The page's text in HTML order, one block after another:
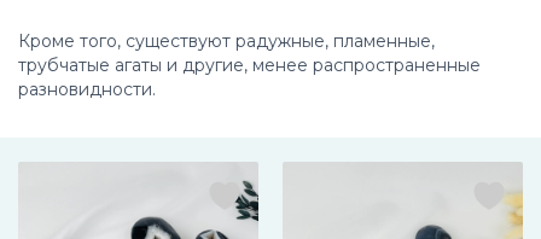
Кроме того, существуют радужные, пламенные,
трубчатые агаты и другие, менее распространенные
разновидности.